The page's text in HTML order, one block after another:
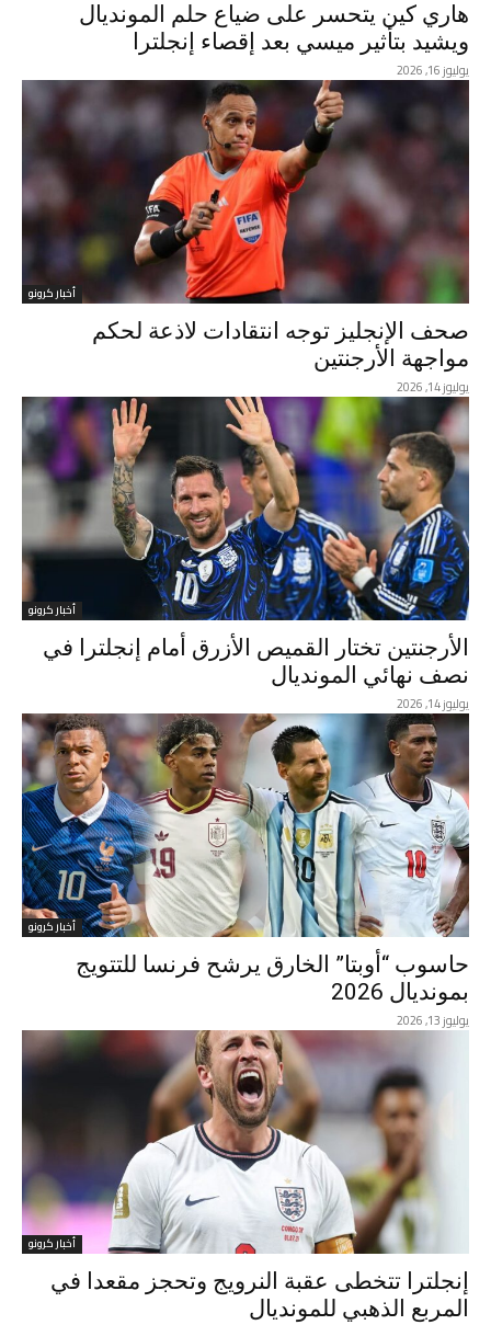
هاري كين يتحسر على ضياع حلم المونديال
ويشيد بتأثير ميسي بعد إقصاء إنجلترا
يوليوز 16, 2026
أخبار كرونو
صحف الإنجليز توجه انتقادات لاذعة لحكم
مواجهة الأرجنتين
يوليوز 14, 2026
أخبار كرونو
الأرجنتين تختار القميص الأزرق أمام إنجلترا في
نصف نهائي المونديال
يوليوز 14, 2026
أخبار كرونو
حاسوب “أوبتا” الخارق يرشح فرنسا للتتويج
بمونديال 2026
يوليوز 13, 2026
أخبار كرونو
إنجلترا تتخطى عقبة النرويج وتحجز مقعدا في
المربع الذهبي للمونديال